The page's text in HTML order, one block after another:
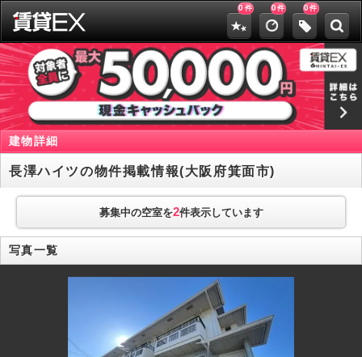
0 件 0件 0件
建物詳細
長澤ハイツの物件掲載情報(大阪府箕面市)
募集中の空室を2件表示しています
写真一覧